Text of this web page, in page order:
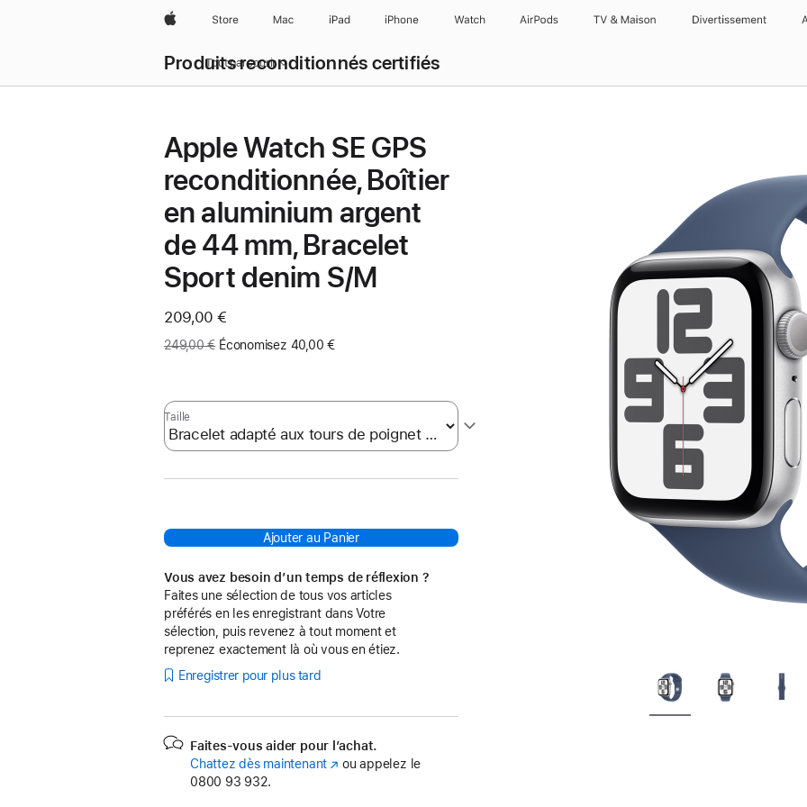
AppleStore Mac iPad iPhone Watch AirPods TV & Maison Divertissements
Produits reconditionnés certifiés
Tout parcourir
Apple Watch SE GPS
reconditionnée, Boîtier
en aluminium argent
de 44 mm, Bracelet
Sport denim S/M
Maintenant
209,00 €
Ancien
249,00 € Économisez 40,00 €
Taille
Ajouter au Panier
Vous avez besoin d’un temps de réflexion ?
Faites une sélection de tous vos articles
préférés en les enregistrant dans Votre
sélection, puis revenez à tout moment et
reprenez exactement là où vous en étiez.
Enregistrer pour plus tard
Faites-vous aider pour l’achat.
Chattez dès maintenant (s’ouvre
ou appelez le
0800 93 932.